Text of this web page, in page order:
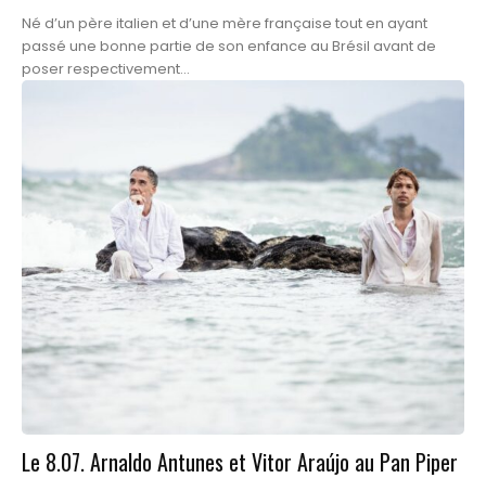
Né d’un père italien et d’une mère française tout en ayant
passé une bonne partie de son enfance au Brésil avant de
poser respectivement...
Le 8.07. Arnaldo Antunes et Vitor Araújo au Pan Piper